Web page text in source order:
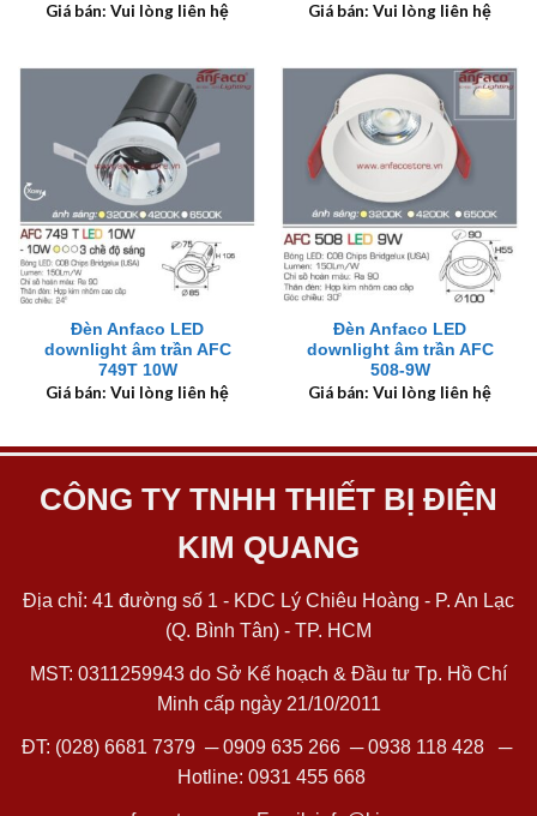
Giá bán: Vui lòng liên hệ Giá bán: Vui lòng liên hệ
Đèn Anfaco LED
downlight âm trần AFC
749T 10W
Giá bán: Vui lòng liên hệ
Đèn Anfaco LED
downlight âm trần AFC
508-9W
Giá bán: Vui lòng liên hệ
CÔNG TY TNHH THIẾT BỊ ĐIỆN
KIM QUANG
Địa chỉ: 41 đường số 1 - KDC Lý Chiêu Hoàng - P. An Lạc
(Q. Bình Tân) - TP. HCM
MST: 0311259943 do Sở Kế hoạch & Đầu tư Tp. Hồ Chí
Minh cấp ngày 21/10/2011
ĐT: (028) 6681 7379 ─0909 635 266─0938 118 428─
Hotline: 0931 455 668